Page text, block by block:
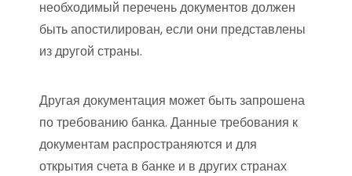
необходимый перечень документов должен
быть апостилирован, если они представлены
из другой страны.
Другая документация может быть запрошена
по требованию банка. Данные требования к
документам распространяются и для
открытия счета в банке и в других странах